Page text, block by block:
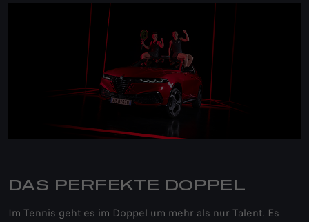
DAS PERFEKTE DOPPEL
Im Tennis geht es im Doppel um mehr als nur Talent. Es